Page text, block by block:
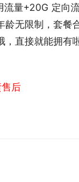
量+20G 定向
无限制，套餐
，直接就能拥有
后